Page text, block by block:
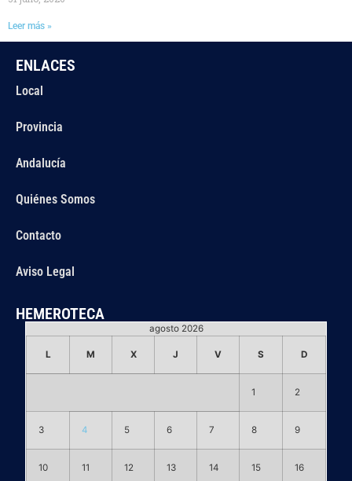
Leer más »
ENLACES
Local
Provincia
Andalucía
Quiénes Somos
Contacto
Aviso Legal
HEMEROTECA
agosto 2026
L M X J V S D
1 2
3 4 5 6 7 8 9
10 11 12 13 14 15 16